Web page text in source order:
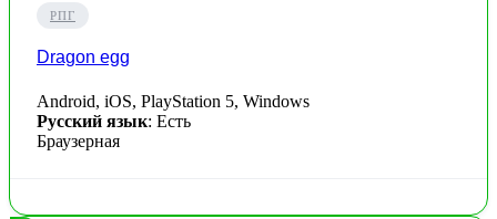
РПГ
Dragon egg
Android, iOS, PlayStation 5, Windows
Русский язык: Есть
Браузерная